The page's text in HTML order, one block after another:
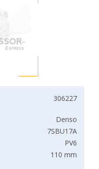
306227
Denso
7SBU17A
PV6
110 mm